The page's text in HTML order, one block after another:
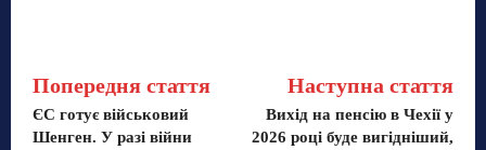
Попередня стаття
ЄС готує військовий
Шенген. У разі війни
Наступна стаття
Вихід на пенсію в Чехії у
2026 році буде вигідніший,